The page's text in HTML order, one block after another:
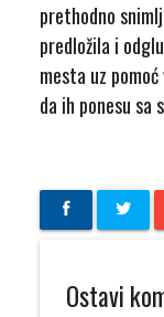
prethodno
predložila i
mesta uz
da ih ponesu sa
Ostavi